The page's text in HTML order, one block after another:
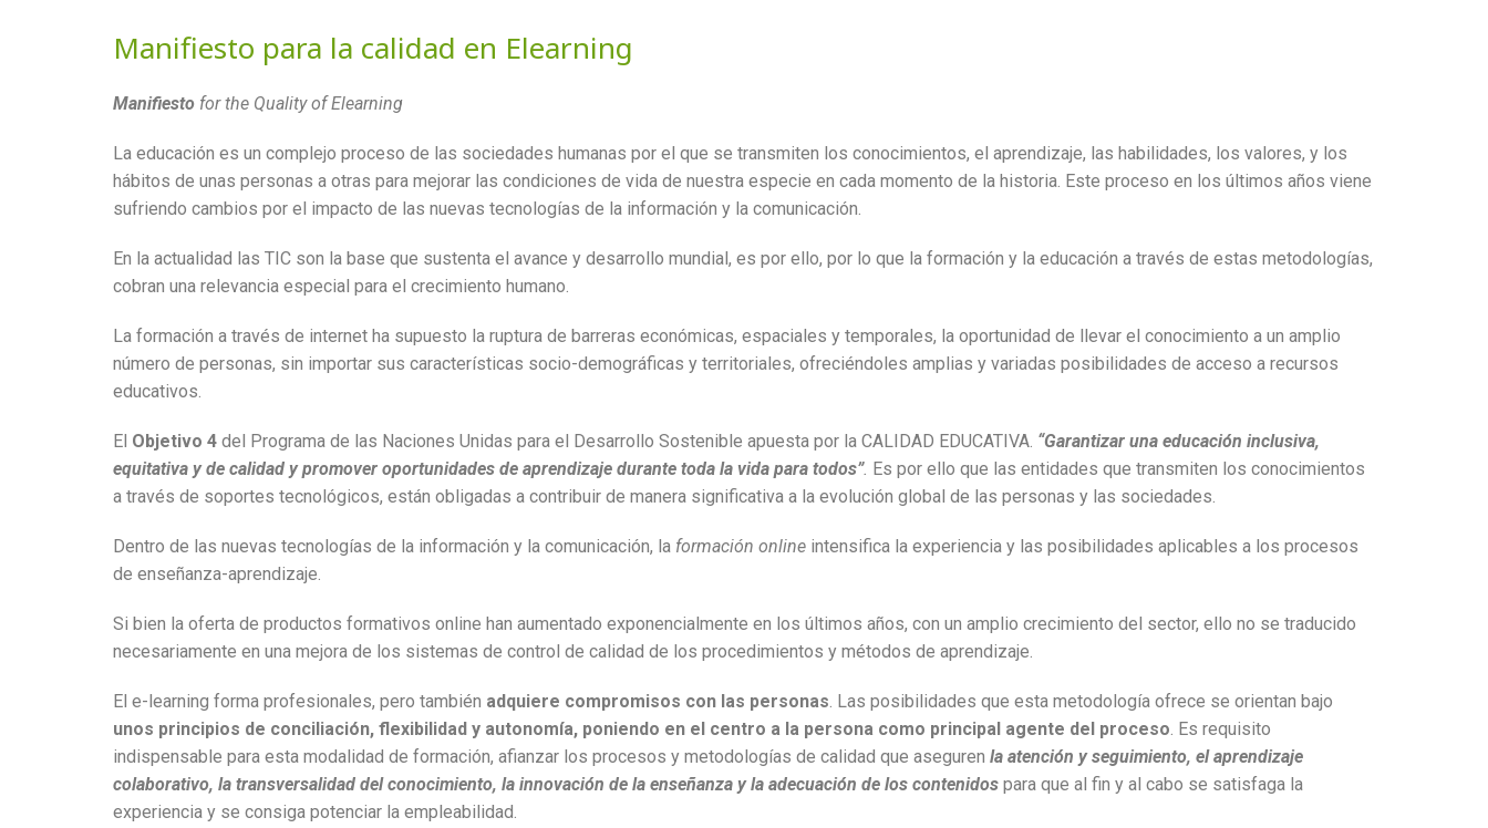
Manifiesto para la calidad en Elearning
Manifiesto for the Quality of Elearning
La educación es un complejo proceso de las sociedades humanas por el que se transmiten los conocimientos, el aprendizaje, las habilidades, los valores, y los
hábitos de unas personas a otras para mejorar las condiciones de vida de nuestra especie en cada momento de la historia. Este proceso en los últimos años viene
sufriendo cambios por el impacto de las nuevas tecnologías de la información y la comunicación.
En la actualidad las TIC son la base que sustenta el avance y desarrollo mundial, es por ello, por lo que la formación y la educación a través de estas metodologías,
cobran una relevancia especial para el crecimiento humano.
La formación a través de internet ha supuesto la ruptura de barreras económicas, espaciales y temporales, la oportunidad de llevar el conocimiento a un amplio
número de personas, sin importar sus características socio-demográficas y territoriales, ofreciéndoles amplias y variadas posibilidades de acceso a recursos
educativos.
El Objetivo 4 del Programa de las Naciones Unidas para el Desarrollo Sostenible apuesta por la CALIDAD EDUCATIVA. “Garantizar una educación inclusiva,
equitativa y de calidad y promover oportunidades de aprendizaje durante toda la vida para todos”. Es por ello que las entidades que transmiten los conocimientos
a través de soportes tecnológicos, están obligadas a contribuir de manera significativa a la evolución global de las personas y las sociedades.
Dentro de las nuevas tecnologías de la información y la comunicación, la formación online intensifica la experiencia y las posibilidades aplicables a los procesos
de enseñanza-aprendizaje.
Si bien la oferta de productos formativos online han aumentado exponencialmente en los últimos años, con un amplio crecimiento del sector, ello no se traducido
necesariamente en una mejora de los sistemas de control de calidad de los procedimientos y métodos de aprendizaje.
El e-learning forma profesionales, pero también adquiere compromisos con las personas. Las posibilidades que esta metodología ofrece se orientan bajo
unos principios de conciliación, flexibilidad y autonomía, poniendo en el centro a la persona como principal agente del proceso. Es requisito
indispensable para esta modalidad de formación, afianzar los procesos y metodologías de calidad que aseguren la atención y seguimiento, el aprendizaje
colaborativo, la transversalidad del conocimiento, la innovación de la enseñanza y la adecuación de los contenidos para que al fin y al cabo se satisfaga la
experiencia y se consiga potenciar la empleabilidad.